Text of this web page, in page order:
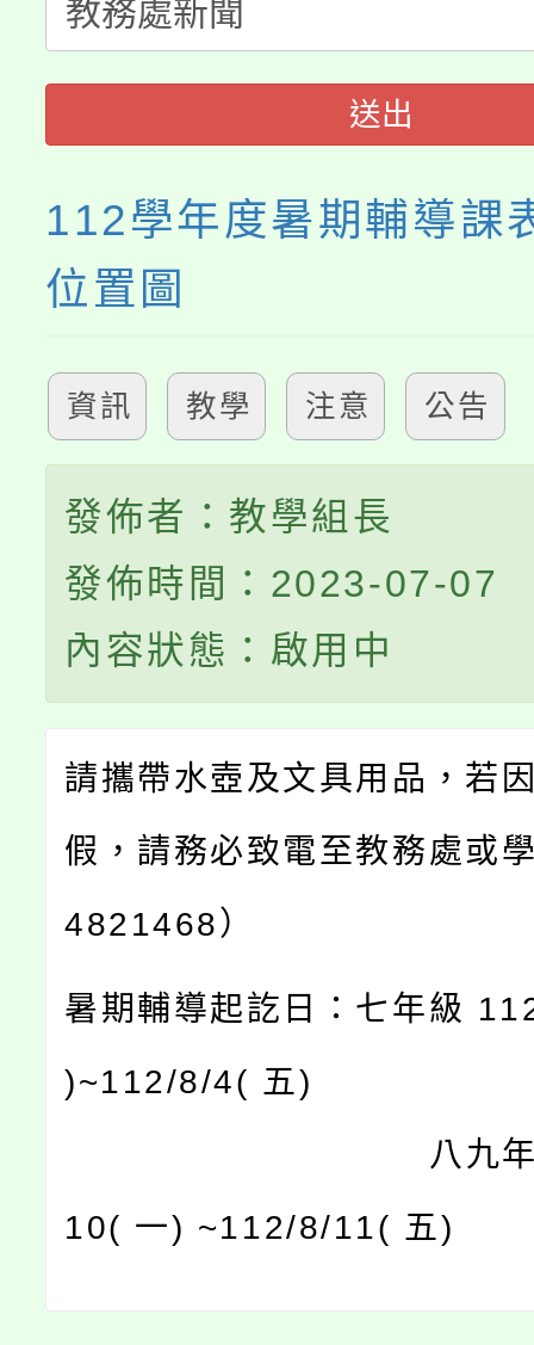
《TA101》溝通分析基
程，歡迎學生輔導中心
系所師生報名參加。
送出
112學年度暑期輔導課
位置圖
資訊 教學 注意 公告
發佈者：教學組長
發佈時間：2023-07-07
內容狀態：啟用中
請攜帶水壺及文具用品，若
假，請務必致電至教務處或
4821468）
暑期輔導起訖日：七年級
)~112/8/4( 五)
八九年級
10( 一) ~112/8/11( 五)